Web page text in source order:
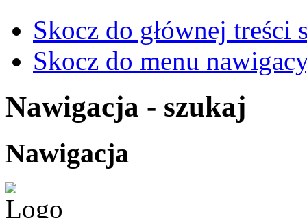
Skocz do głównej treści
Skocz do menu
Nawigacja - szukaj
Nawigacja